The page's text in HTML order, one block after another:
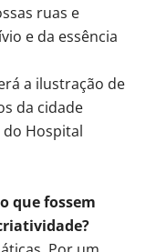
ruas e
e da essência
a ilustração de
da cidade
do Hospital
que fossem